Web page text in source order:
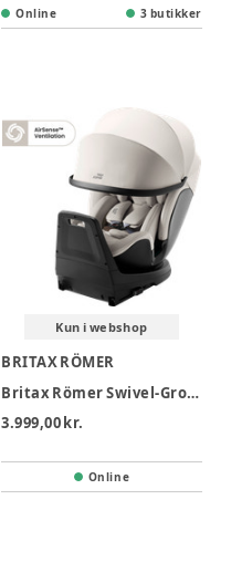
Online 3 butikker
Kun i webshop
BRITAX RÖMER
Britax Römer Swivel-Grow Max Air Autostol - Lux - Soft taupe
3.999,00 kr.
Online